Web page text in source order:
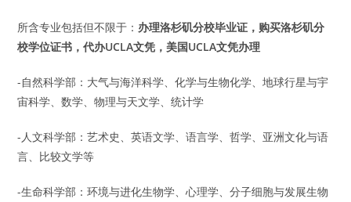
所含专业包括但不限于： 办理洛杉矶分校毕业证，购买洛杉矶分
校学位证书，代办UCLA文凭，美国UCLA文凭办理
-自然科学部：大气与海洋科学、化学与生物化学、地球行星与宇
宙科学、数学、物理与天文学、统计学
-人文科学部：艺术史、英语文学、语言学、哲学、亚洲文化与语
言、比较文学等
-生命科学部：环境与进化生物学、心理学、分子细胞与发展生物